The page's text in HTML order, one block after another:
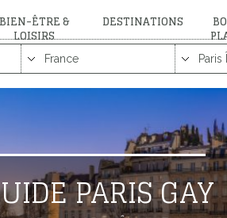
BIEN-ÊTRE &
LOISIRS
DESTINATIONS
PARIS GAY